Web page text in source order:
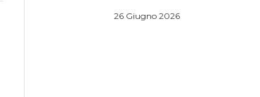
26 Giugno 2026